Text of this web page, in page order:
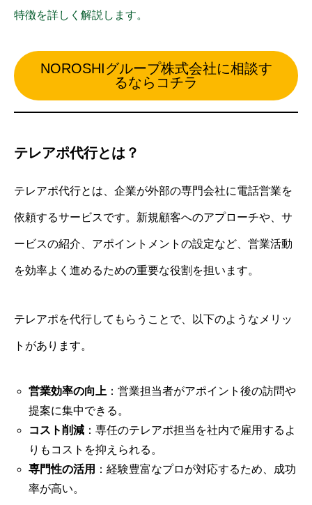
特徴を詳しく解説します。
NOROSHIグループ株式会社に相談す
るならコチラ
テレアポ代行とは？
テレアポ代行とは、企業が外部の専門会社に電話営業を
依頼するサービスです。新規顧客へのアプローチや、サ
ービスの紹介、アポイントメントの設定など、営業活動
を効率よく進めるための重要な役割を担います。
テレアポを代行してもらうことで、以下のようなメリッ
トがあります。
営業効率の向上 ：営業担当者がアポイント後の訪問や
提案に集中できる。
コスト削減：専任のテレアポ担当を社内で雇用するよ
りもコストを抑えられる。
専門性の活用 ：経験豊富なプロが対応するため、成功
率が高い。